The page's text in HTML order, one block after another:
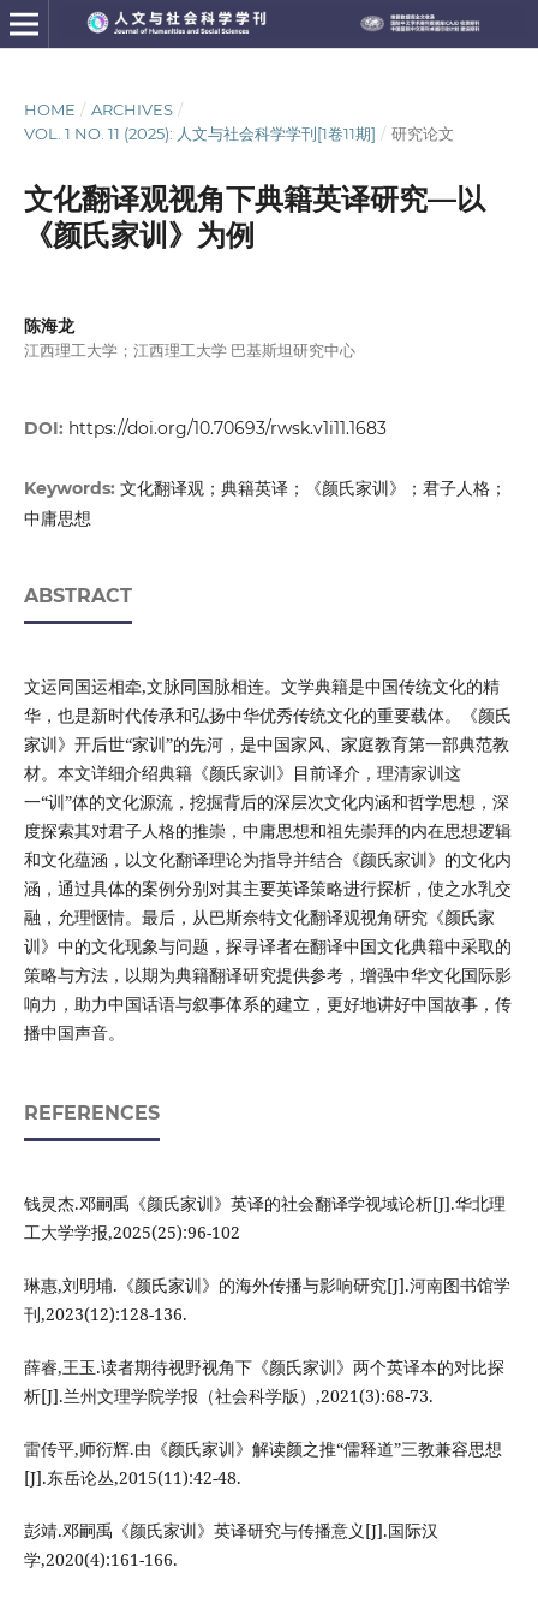
HOME / ARCHIVES /
VOL. 1 NO. 11 (2025): 人文与社会科学学刊[1卷11期] / 研究论文
文化翻译观视角下典籍英译研究—以
《颜氏家训》为例
陈海龙
江西理工大学；江西理工大学 巴基斯坦研究中心
DOI: https://doi.org/10.70693/rwsk.v1i11.1683
Keywords: 文化翻译观；典籍英译；《颜氏家训》；君子人格；
中庸思想
ABSTRACT
文运同国运相牵,文脉同国脉相连。文学典籍是中国传统文化的精
华，也是新时代传承和弘扬中华优秀传统文化的重要载体。《颜氏
家训》开后世“家训”的先河，是中国家风、家庭教育第一部典范教
材。本文详细介绍典籍《颜氏家训》目前译介，理清家训这
一“训”体的文化源流，挖掘背后的深层次文化内涵和哲学思想，深
度探索其对君子人格的推崇，中庸思想和祖先崇拜的内在思想逻辑
和文化蕴涵，以文化翻译理论为指导并结合《颜氏家训》的文化内
涵，通过具体的案例分别对其主要英译策略进行探析，使之水乳交
融，允理惬情。最后，从巴斯奈特文化翻译观视角研究《颜氏家
训》中的文化现象与问题，探寻译者在翻译中国文化典籍中采取的
策略与方法，以期为典籍翻译研究提供参考，增强中华文化国际影
响力，助力中国话语与叙事体系的建立，更好地讲好中国故事，传
播中国声音。
REFERENCES
钱灵杰.邓嗣禹《颜氏家训》英译的社会翻译学视域论析[J].华北理
工大学学报,2025(25):96-102
琳惠,刘明埔.《颜氏家训》的海外传播与影响研究[J].河南图书馆学
刊,2023(12):128-136.
薛睿,王玉.读者期待视野视角下《颜氏家训》两个英译本的对比探
析[J].兰州文理学院学报（社会科学版）,2021(3):68-73.
雷传平,师衍辉.由《颜氏家训》解读颜之推“儒释道”三教兼容思想
[J].东岳论丛,2015(11):42-48.
彭靖.邓嗣禹《颜氏家训》英译研究与传播意义[J].国际汉
学,2020(4):161-166.